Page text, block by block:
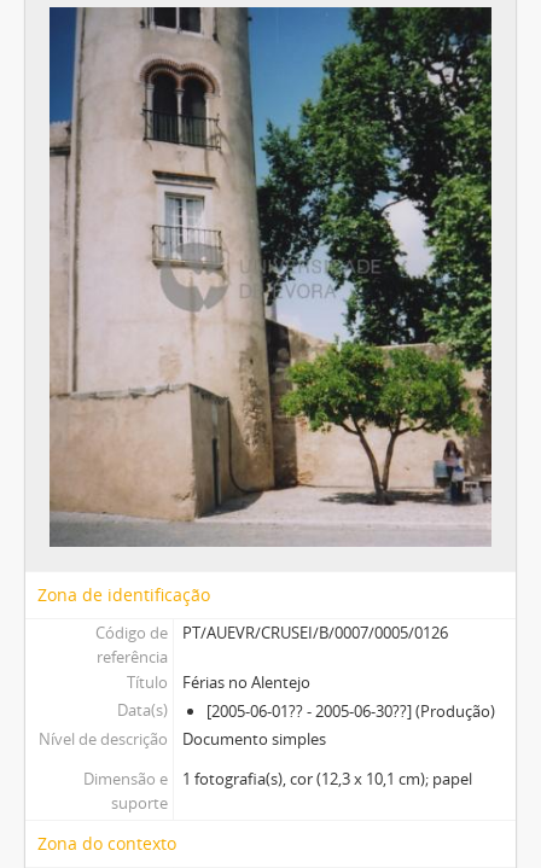
Zona de identificação
Código de
referência
PT/AUEVR/CRUSEI/B/0007/0005/0126
Título
Férias no Alentejo
Data(s)
[2005-06-01?? - 2005-06-30??] (Produção)
Nível de descrição
Documento simples
Dimensão e
suporte
1 fotografia(s), cor (12,3 x 10,1 cm); papel
Zona do contexto